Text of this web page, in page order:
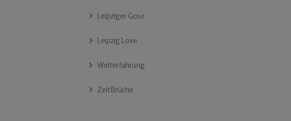
Leipziger Gose
Leipzig Love
Welterfahrung
ZeitBrüche